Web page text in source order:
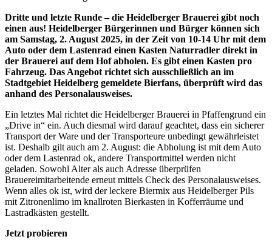
Dritte und letzte Runde – die Heidelberger Brauerei gibt noch
einen aus! Heidelberger Bürgerinnen und Bürger können sich
am Samstag, 2. August 2025, in der Zeit von 10-14 Uhr mit dem
Auto oder dem Lastenrad einen Kasten Naturradler direkt in
der Brauerei auf dem Hof abholen. Es gibt einen Kasten pro
Fahrzeug. Das Angebot richtet sich ausschließlich an im
Stadtgebiet Heidelberg gemeldete Bierfans, überprüft wird das
anhand des Personalausweises.
Ein letztes Mal richtet die Heidelberger Brauerei in Pfaffengrund ein
„Drive in“ ein. Auch diesmal wird darauf geachtet, dass ein sicherer
Transport der Ware und der Transporteure unbedingt gewährleistet
ist. Deshalb gilt auch am 2. August: die Abholung ist mit dem Auto
oder dem Lastenrad ok, andere Transportmittel werden nicht
geladen. Sowohl Alter als auch Adresse überprüfen
Brauereimitarbeitende erneut mittels Check des Personalausweises.
Wenn alles ok ist, wird der leckere Biermix aus Heidelberger Pils
mit Zitronenlimo im knallroten Bierkasten in Kofferräume und
Lastradkästen gestellt.
Jetzt probieren